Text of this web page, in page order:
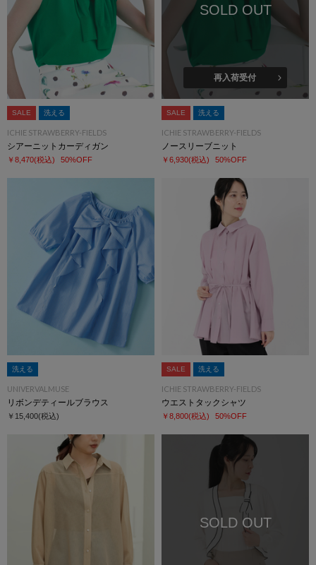
SALE 洗える
ICHIE STRAWBERRY-FIELDS
シアーニットカーディガン
￥8,470(税込) 50%OFF
SOLD OUT
再入荷受付
SALE 洗える
ICHIE STRAWBERRY-FIELDS
ノースリーブニット
￥6,930(税込) 50%OFF
洗える
UNIVERVALMUSE
リボンデティールブラウス
￥15,400(税込)
SALE 洗える
ICHIE STRAWBERRY-FIELDS
ウエストタックシャツ
￥8,800(税込) 50%OFF
SOLD OUT